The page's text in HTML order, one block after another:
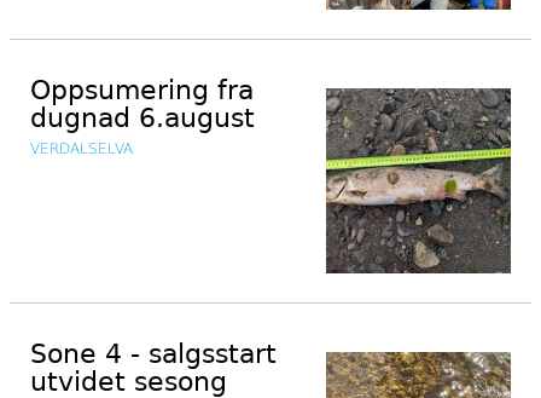
Oppsumering fra
dugnad 6.august
VERDALSELVA
Sone 4 - salgsstart
utvidet sesong